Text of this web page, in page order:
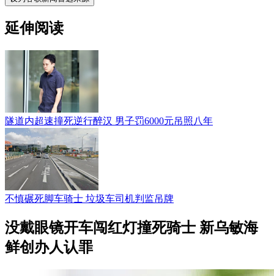
延伸阅读
隧道内超速撞死逆行醉汉 男子罚6000元吊照八年
不慎碾死脚车骑士 垃圾车司机判监吊牌
没戴眼镜开车闯红灯撞死骑士 新乌敏海
鲜创办人认罪